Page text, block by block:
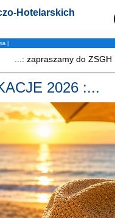
Hotelarskich
2026 :...